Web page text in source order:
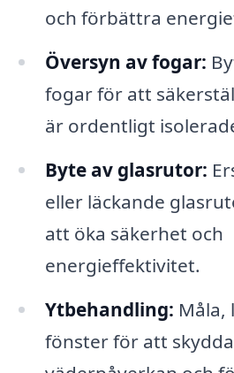
och förbättra
Översyn av fogar:
fogar för att
är ordentligt
Byte av glasrutor:
eller läckande
att öka säkerhet och
energieffektivitet.
Ytbehandling: Måla,
fönster för att